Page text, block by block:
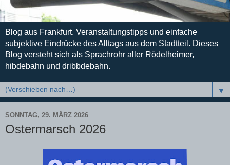
Blog aus Frankfurt. Veranstaltungstipps und einfache
subjektive Eindrücke des Alltags aus dem Stadtteil. Dieses
Blog versteht sich als Sprachrohr aller Rödelheimer,
hibdebahn und dribbdebahn.
▼
SONNTAG, 29. MÄRZ 2026
Ostermarsch 2026